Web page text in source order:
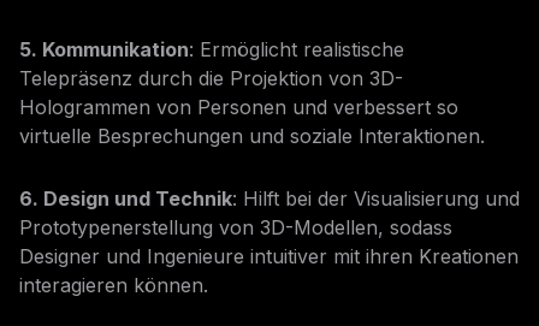
5. Kommunikation: Ermöglicht realistische
Telepräsenz durch die Projektion von 3D-
Hologrammen von Personen und verbessert so
virtuelle Besprechungen und soziale Interaktionen.
6. Design und Technik: Hilft bei der Visualisierung und
Prototypenerstellung von 3D-Modellen, sodass
Designer und Ingenieure intuitiver mit ihren Kreationen
interagieren können.